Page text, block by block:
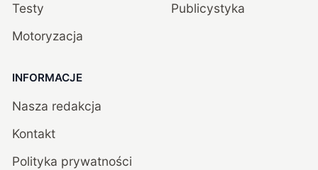
Testy
Motoryzacja
Publicystyka
INFORMACJE
Nasza redakcja
Kontakt
Polityka prywatności